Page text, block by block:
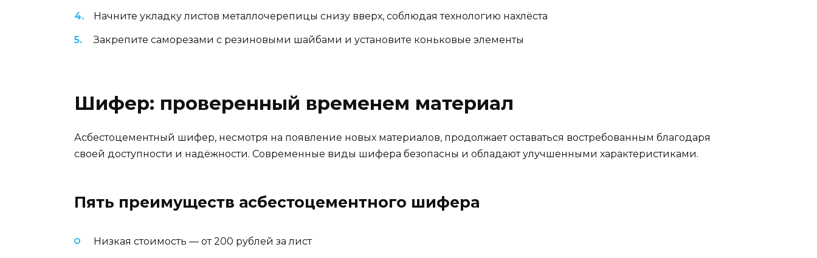
Начните укладку листов металлочерепицы снизу вверх, соблюдая технологию нахлёста
Закрепите саморезами с резиновыми шайбами и установите коньковые элементы
Шифер: проверенный временем материал
Асбестоцементный шифер, несмотря на появление новых материалов, продолжает оставаться востребованным благодаря
своей доступности и надёжности. Современные виды шифера безопасны и обладают улучшенными характеристиками.
Пять преимуществ асбестоцементного шифера
Низкая стоимость — от 200 рублей за лист